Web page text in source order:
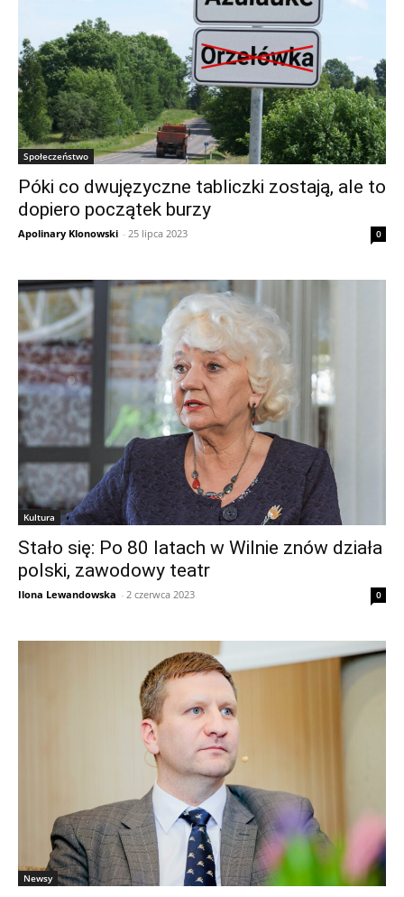
Społeczeństwo
Póki co dwujęzyczne tabliczki zostają, ale to
dopiero początek burzy
Apolinary Klonowski - 25 lipca 2023 0
Kultura
Stało się: Po 80 latach w Wilnie znów działa
polski, zawodowy teatr
Ilona Lewandowska - 2 czerwca 2023 0
Newsy